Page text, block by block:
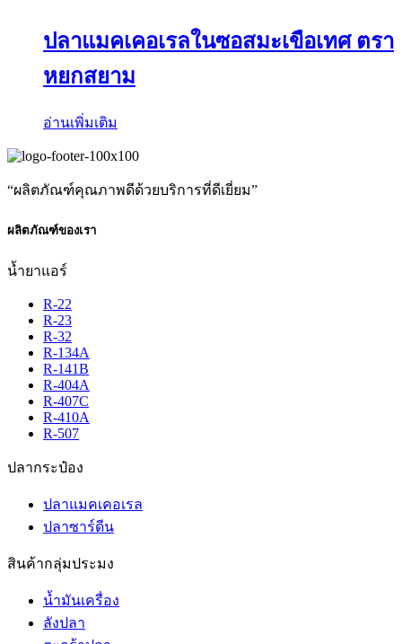
ปลาแมคเคอเรลในซอสมะเขือเทศ ตรา
หยกสยาม
อ่านเพิ่มเติม
“ผลิตภัณฑ์คุณภาพดีด้วยบริการที่ดีเยี่ยม”
ผลิตภัณฑ์ของเรา
น้ำยาแอร์
R-22
R-23
R-32
R-134A
R-141B
R-404A
R-407C
R-410A
R-507
ปลากระป๋อง
ปลาแมคเคอเรล
ปลาซาร์ดีน
สินค้ากลุ่มประมง
น้ำมันเครื่อง
ลังปลา